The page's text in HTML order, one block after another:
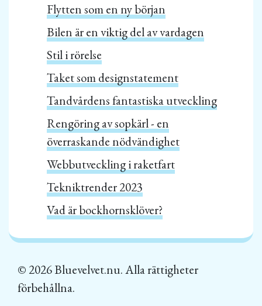
Flytten som en ny början
Bilen är en viktig del av vardagen
Stil i rörelse
Taket som designstatement
Tandvårdens fantastiska utveckling
Rengöring av sopkärl - en
överraskande nödvändighet
Webbutveckling i raketfart
Tekniktrender 2023
Vad är bockhornsklöver?
© 2026 Bluevelvet.nu. Alla rättigheter
förbehållna.